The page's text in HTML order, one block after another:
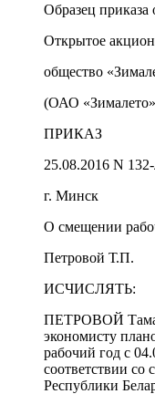
Образец приказа
Открытое
общество
(ОАО
ПРИКАЗ
25.08.2016 N
г. Минск
О смещении
Петровой Т.П.
ИСЧИСЛЯТЬ:
ПЕТРОВОЙ
экономисту
рабочий год с
соответствии со
Республики